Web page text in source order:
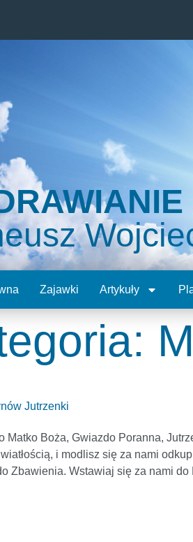
Zajawki Artykuły
Jutrzenki
Matko Boża, Gwiazdo Poranna,
i modlisz się za nami
Zbawienia. Wstawiaj się za nami